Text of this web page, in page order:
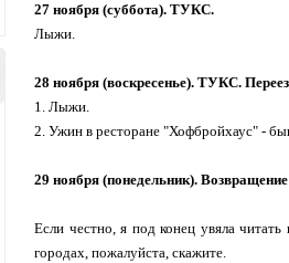
27 ноября (суббота). ТУКС.
Лыжи.
28 ноября (воскресенье). ТУКС.
1. Лыжи.
2. Ужин в ресторане "Хофбройхаус" -
29 ноября (понедельник).
Если честно, я под конец увяла
городах, пожалуйста, скажите.